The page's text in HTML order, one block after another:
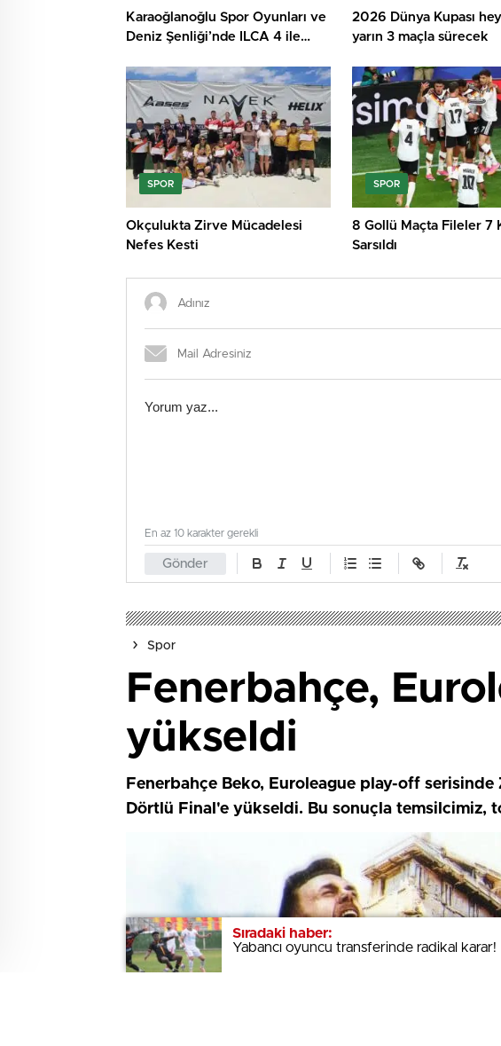
Karaoğlanoğlu Spor Oyunları ve
Deniz Şenliği’nde ILCA 4 ile
Tamamlandı
2026 Dünya Kupası
yarın 3 maçla sürecek
SPOR
Okçulukta Zirve Mücadelesi
Nefes Kesti
SPOR
8 Gollü Maçta Fileler 7
Sarsıldı
Gönder
En az 10 karakter gerekli
Sıradaki haber:
Yabancı oyuncu transferinde radikal karar!
Spor
Fenerbahçe,
yükseldi
Fenerbahçe Beko, Euroleague play-off
Dörtlü Final'e yükseldi. Bu sonuçla temsilcimiz,
Sıradaki haber:
Yabancı oyuncu transferinde radikal karar!